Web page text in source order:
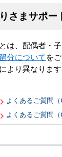
りさまサポ
とは、配偶者・
分について を
より異なりま
よくあるご質問（
よくあるご質問（